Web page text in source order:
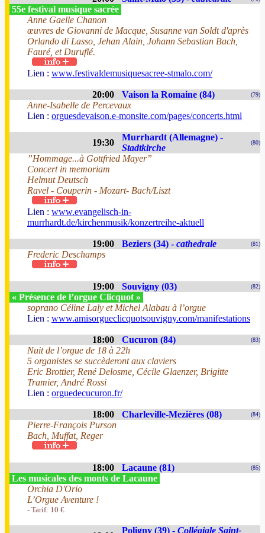
55e festival musique sacrée
Anne Gaelle Chanon
œuvres de Giovanni de Macque, Susanne van Soldt d'après
Orlando di Lasso, Jehan Alain, Johann Sebastian Bach,
Fauré, et Duruflé.
Lien : www.festivaldemusiquesacree-stmalo.com/
20:00 Vaison la Romaine (84) (79)
Anne-Isabelle de Percevaux
Lien : orguesdevaison.e-monsite.com/pages/concerts.html
19:30
Murrhardt (Allemagne) -
Stadtkirche
(80)
”Hommage...à Gottfried Mayer”
Concert in memoriam
Helmut Deutsch
Ravel - Couperin - Mozart- Bach/Liszt
Lien : www.evangelisch-in-
murrhardt.de/kirchenmusik/konzertreihe-aktuell
19:00 Beziers (34) - cathedrale (81)
Frederic Deschamps
19:00 Souvigny (03) (82)
« Présence de l’orgue Clicquot »
soprano Céline Laly et Michel Alabau à l’orgue
Lien : www.amisorgueclicquotsouvigny.com/manifestations
18:00 Cucuron (84) (83)
Nuit de l’orgue de 18 à 22h
5 organistes se succèderont aux claviers
Eric Brottier, René Delosme, Cécile Glaenzer, Brigitte
Tramier, André Rossi
Lien : orguedecucuron.fr/
18:00 Charleville-Mezières (08) (84)
Pierre-François Purson
Bach, Muffat, Reger
18:00 Lacaune (81) (85)
Les musicales des monts de Lacaune
Orchia D'Orio
L’Orgue Aventure !
- Tarif: 10 €
Poligny (39) - Collégiale Saint-